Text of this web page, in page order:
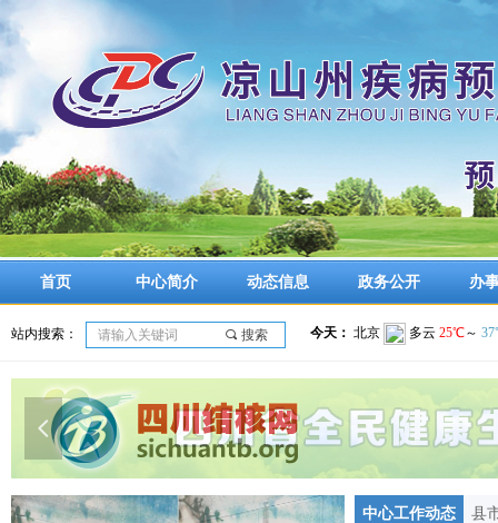
首页 中心简介 动态信息 政务公开 办
끠 搜索
站内搜索：
넳
中心工作动态 县